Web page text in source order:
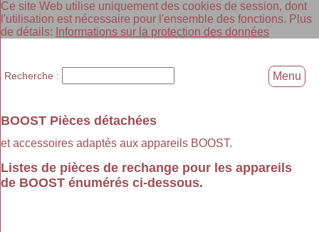
Ce site Web utilise uniquement des cookies de session, dont
l'utilisation est nécessaire pour l'ensemble des fonctions. Plus
de détails: Informations sur la protection des données
BOOST Pièces détachées
et accessoires adaptés aux appareils BOOST.
Listes de pièces de rechange pour les appareils
de BOOST énumérés ci-dessous.
Recherche : Menu